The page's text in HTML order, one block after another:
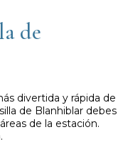
de
divertida y rápida de
de Blanhiblar debes
de la estación.